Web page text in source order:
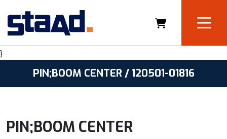
}
PIN;BOOM CENTER / 120501-01816
PIN;BOOM CENTER